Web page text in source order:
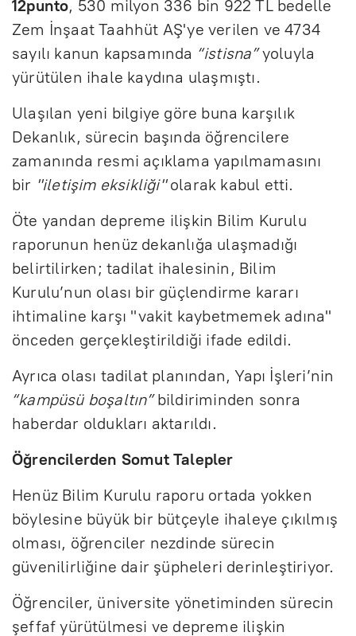
12punto, 530 milyon 336 bin 922 TL bedelle
Zem İnşaat Taahhüt AŞ'ye verilen ve 4734
sayılı kanun kapsamında “istisna”yoluyla
yürütülen ihale kaydına ulaşmıştı.
Ulaşılan yeni bilgiye göre buna karşılık
Dekanlık, sürecin başında öğrencilere
zamanında resmi açıklama yapılmamasını
bir "iletişim eksikliği"olarak kabul etti.
Öte yandan depreme ilişkin Bilim Kurulu
raporunun henüz dekanlığa ulaşmadığı
belirtilirken; tadilat ihalesinin, Bilim
Kurulu’nun olası bir güçlendirme kararı
ihtimaline karşı "vakit kaybetmemek adına"
önceden gerçekleştirildiği ifade edildi.
Ayrıca olası tadilat planından, Yapı İşleri’nin
“kampüsü boşaltın”bildiriminden sonra
haberdar oldukları aktarıldı.
Öğrencilerden Somut Talepler
Henüz Bilim Kurulu raporu ortada yokken
böylesine büyük bir bütçeyle ihaleye çıkılmış
olması, öğrenciler nezdinde sürecin
güvenilirliğine dair şüpheleri derinleştiriyor.
Öğrenciler, üniversite yönetiminden sürecin
şeffaf yürütülmesi ve depreme ilişkin